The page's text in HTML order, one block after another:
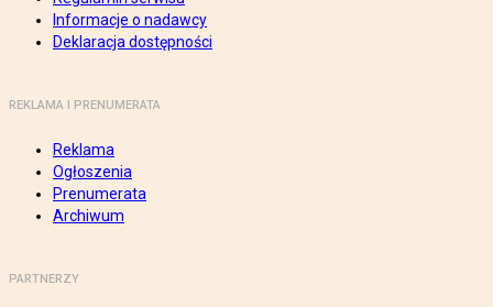
Informacje o nadawcy
Deklaracja dostępności
REKLAMA I PRENUMERATA
Reklama
Ogłoszenia
Prenumerata
Archiwum
PARTNERZY